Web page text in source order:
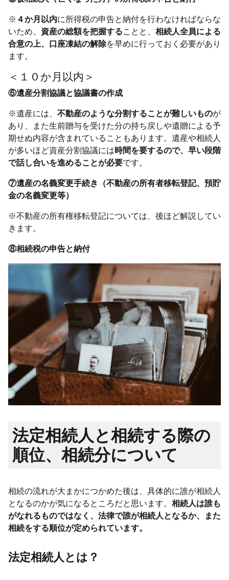
※ ４か月以内に所得税の申告と納付を行わなければならな
いため、 資産の総額を把握することと、 相続人全員による
合意の上、口座凍結の解除を早めに行っておく必要があり
ます。
＜１０か月以内＞
⑥遺産分割協議と協議書の作成
※遺産には、 不動産のような分割することが難しいものが
あり、また生前贈与を受けた分の持ち戻しや遺贈による予
期せぬ内容が含まれていることもあります。遺産や相続人
が多いほど資産分割協議には時間を要するので、早い段階
で話し合いを進めることが必要です。
⑦遺産の名義変更手続き（不動産の所有者移転登記、預貯
金の名義変更等）
※不動産の所有権移転登記については、後ほど解説してい
きます。
⑧相続税の申告と納付
法定相続人と相続する際の
順位、相続分について
相続の流れが大まかにつかめた後は、具体的に誰が相続人
となるのかが気になるところだと思います。 相続人は誰も
がなれるものではなく、法律で誰が相続人となるか、また
相続をする順位が定められています。
法定相続人とは？